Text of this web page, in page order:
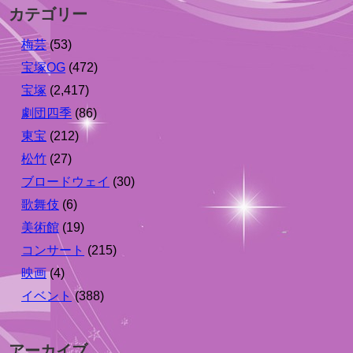
カテゴリー
梅芸(53)
宝塚OG (472)
宝塚 (2,417)
劇団四季 (86)
東宝 (212)
松竹 (27)
ブロードウェイ (30)
歌舞伎 (6)
美術館 (19)
コンサート (215)
映画(4)
イベント(388)